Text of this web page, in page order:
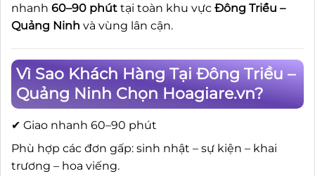
nhanh 60–90 phút tại toàn khu vực Đông Triều –
Quảng Ninh và vùng lân cận.
Vì Sao Khách Hàng Tại Đông Triều –
Quảng Ninh Chọn Hoagiare.vn?
✔ Giao nhanh 60–90 phút
Phù hợp các đơn gấp: sinh nhật – sự kiện – khai
trương – hoa viếng.